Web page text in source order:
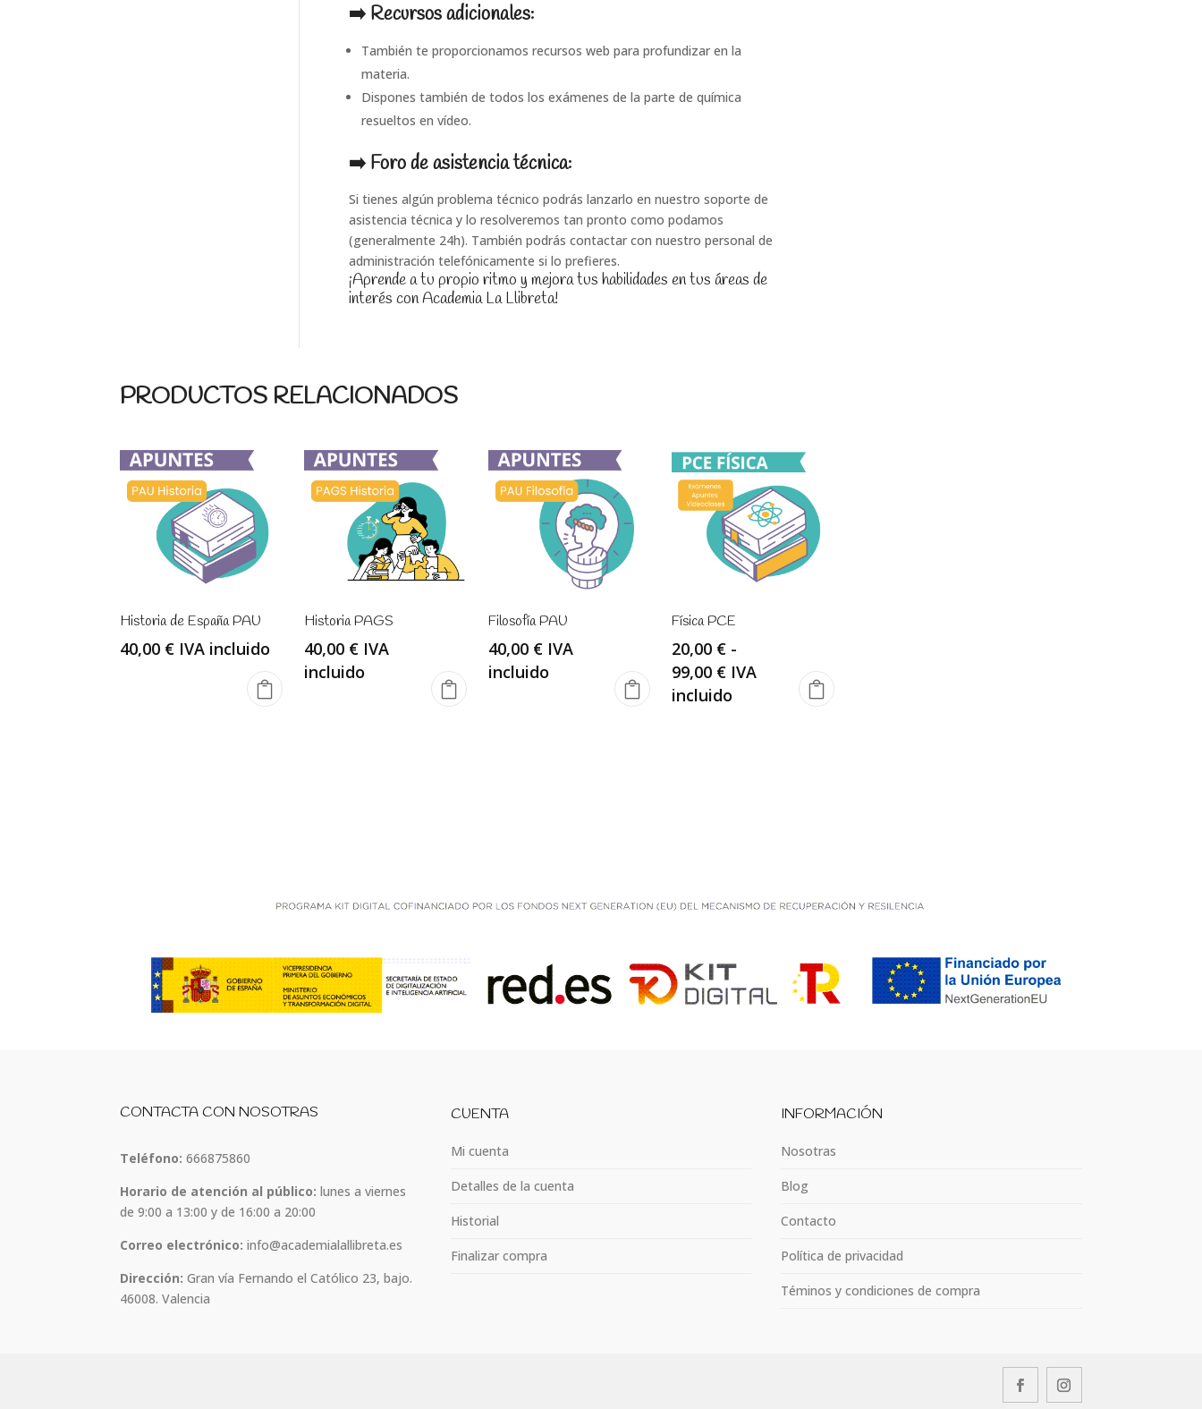
➡️ Recursos adicionales:
También te proporcionamos recursos web para profundizar en la
materia.
Dispones también de todos los exámenes de la parte de química
resueltos en vídeo.
➡️ Foro de asistencia técnica:
Si tienes algún problema técnico podrás lanzarlo en nuestro soporte de
asistencia técnica y lo resolveremos tan pronto como podamos
(generalmente 24h). También podrás contactar con nuestro personal de
administración telefónicamente si lo prefieres.
¡Aprende a tu propio ritmo y mejora tus habilidades en tus áreas de
interés con Academia La Llibreta!
PRODUCTOS RELACIONADOS
Historia de España PAU
40,00 € IVA incluido
Historia PAGS
40,00 € IVA
incluido
Filosofía PAU
40,00 € IVA
incluido
Física PCE
20,00 € -
99,00 €Rango
de
IVA
incluido
CONTACTA CON NOSOTRAS
Teléfono: 666875860
Horario de atención al público: lunes a viernes
de 9:00 a 13:00 y de 16:00 a 20:00
Correo electrónico: info@academialallibreta.es
Dirección: Gran vía Fernando el Católico 23, bajo.
46008. Valencia
CUENTA
Mi cuenta
Detalles de la cuenta
Historial
Finalizar compra
INFORMACIÓN
Nosotras
Blog
Contacto
Política de privacidad
Téminos y condiciones de compra